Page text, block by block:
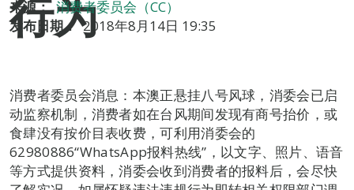
行为
来源： 消费者委员会（CC）
发布日期： 2018年8月14日 19:35
消费者委员会消息：本澳正悬挂八号风球，消委会已启
动监察机制，消费者如在台风期间发现有商号抬价，或
食肆没有按价目表收费，可利用消委会的
62980886“WhatsApp报料热线”，以文字、照片、语音
等方式提供资料，消委会收到消费者的报料后，会尽快